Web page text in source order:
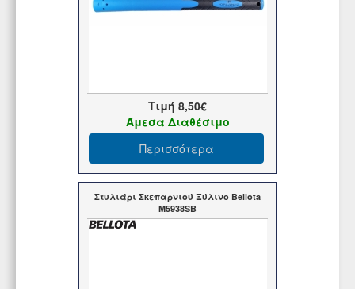
Τιμή 8,50€
Άμεσα Διαθέσιμο
Περισσότερα
Στυλιάρι Σκεπαρνιού Ξύλινο Bellota
M5938SB